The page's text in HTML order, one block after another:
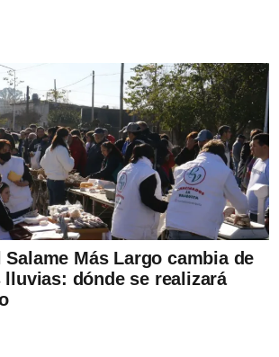
Salame Más Largo cambia de
lluvias: dónde se realizará